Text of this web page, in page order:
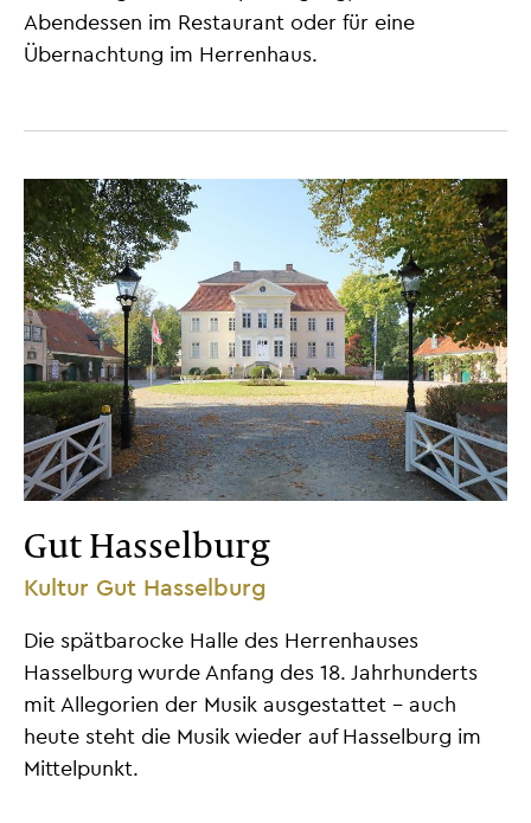
Abendessen im Restaurant oder für eine
Übernachtung im Herrenhaus.
Gut Hasselburg
Kultur Gut Hasselburg
Die spätbarocke Halle des Herrenhauses
Hasselburg wurde Anfang des 18. Jahrhunderts
mit Allegorien der Musik ausgestattet - auch
heute steht die Musik wieder auf Hasselburg im
Mittelpunkt.